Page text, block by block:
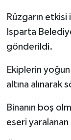
Rüzgarın etkisi
Isparta
gönderildi.
Ekiplerin yoğun
altına alınarak
Binanın boş
eseri yaralanan